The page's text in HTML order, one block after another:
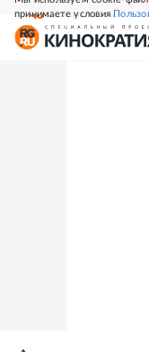
принимаете условия
СВЕЖИЙ НОМЕР